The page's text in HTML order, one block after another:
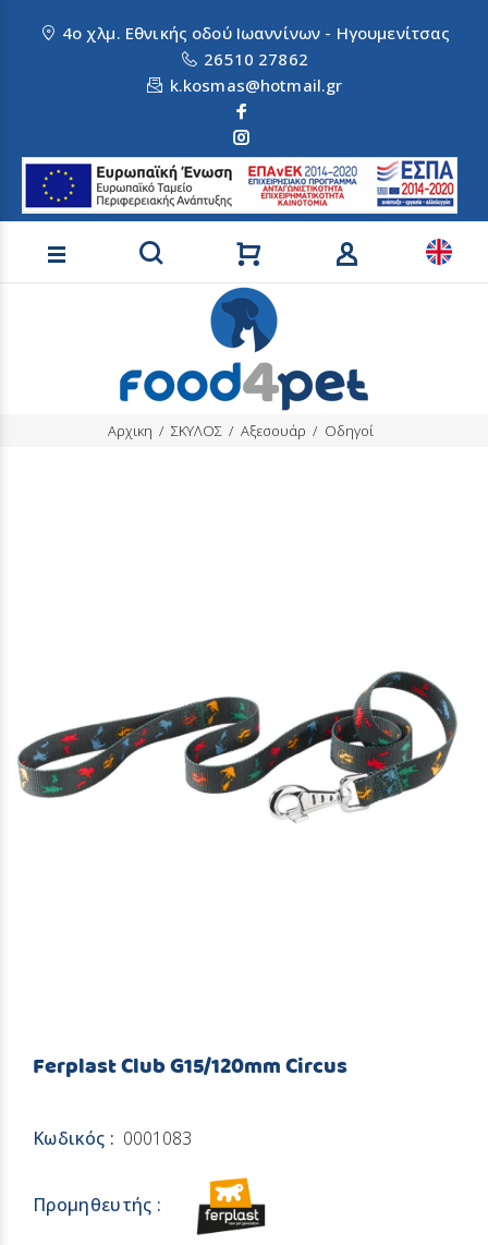
4ο χλμ. Εθνικής οδού Ιωαννίνων - Ηγουμενίτσας
26510 27862
k.kosmas@hotmail.gr
Αναζήτηση προϊόντων
Αρχικη ΣΚΥΛΟΣ Αξεσουάρ Οδηγοί
Ferplast Club G15/120mm Circus
Κωδικός : 0001083
Προμηθευτής :